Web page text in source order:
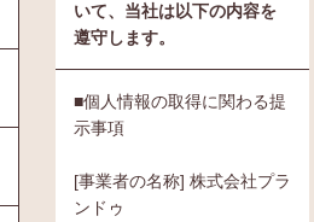
いて、当社は以下の内容を
遵守します。
■個人情報の取得に関わる提
示事項
[事業者の名称] 株式会社プラ
ンドゥ